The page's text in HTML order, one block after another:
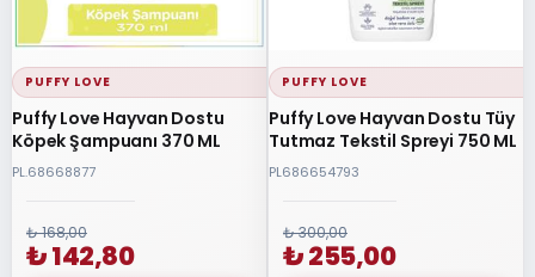
PUFFY LOVE
Puffy Love Hayvan Dostu
Köpek Şampuanı 370 ML
PL.68668877
₺ 168,00
₺ 142,80
PUFFY LOVE
Puffy Love Hayvan Dostu Tüy
Tutmaz Tekstil Spreyi 750 ML
PL686654793
₺ 300,00
₺ 255,00